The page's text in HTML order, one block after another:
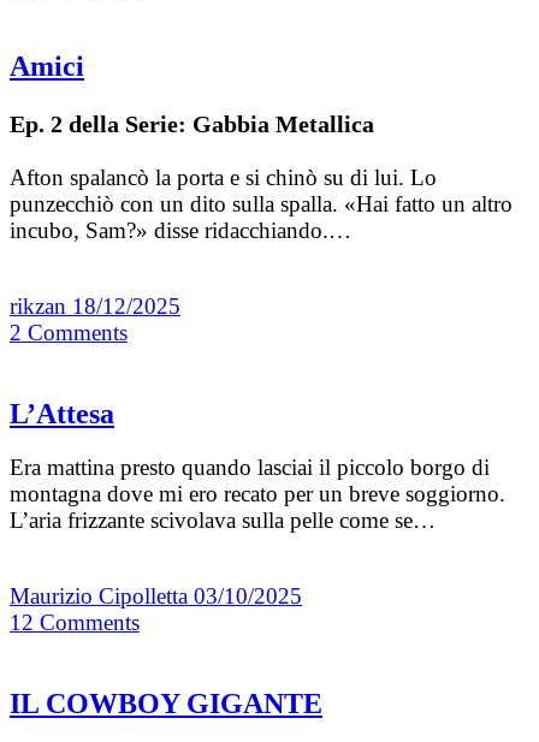
Amici
Ep. 2 della Serie: Gabbia Metallica
Afton spalancò la porta e si chinò su di lui. Lo
punzecchiò con un dito sulla spalla. «Hai fatto un altro
incubo, Sam?» disse ridacchiando.…
rikzan 18/12/2025
2 Comments
L’Attesa
Era mattina presto quando lasciai il piccolo borgo di
montagna dove mi ero recato per un breve soggiorno.
L’aria frizzante scivolava sulla pelle come se…
Maurizio Cipolletta 03/10/2025
12 Comments
IL COWBOY GIGANTE